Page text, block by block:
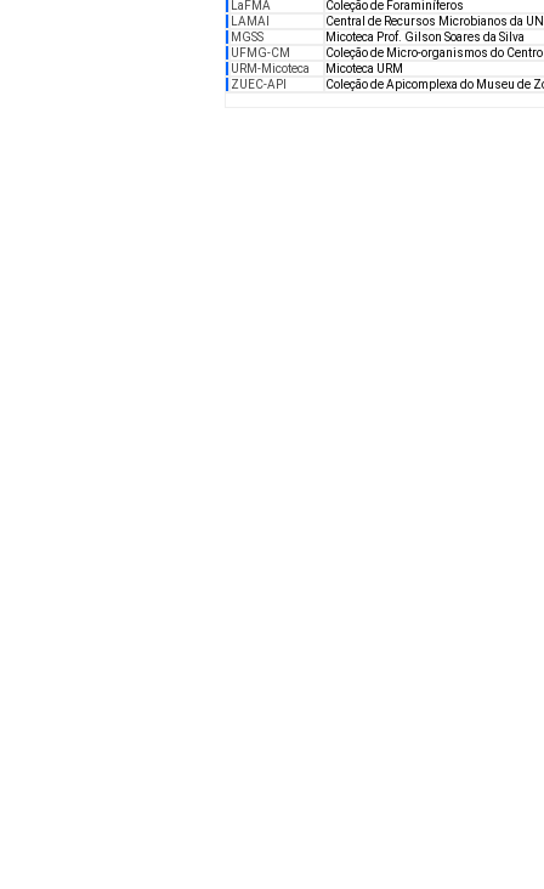
LaFMA
Coleção de Foraminíferos
LAMAI
Central de Recursos Microbianos da
MGSS
Micoteca Prof. Gilson Soares da Silva
UFMG-CM
Coleção de Micro-organismos do
URM-Micoteca
Micoteca URM
ZUEC-API
Coleção de Apicomplexa do Museu de